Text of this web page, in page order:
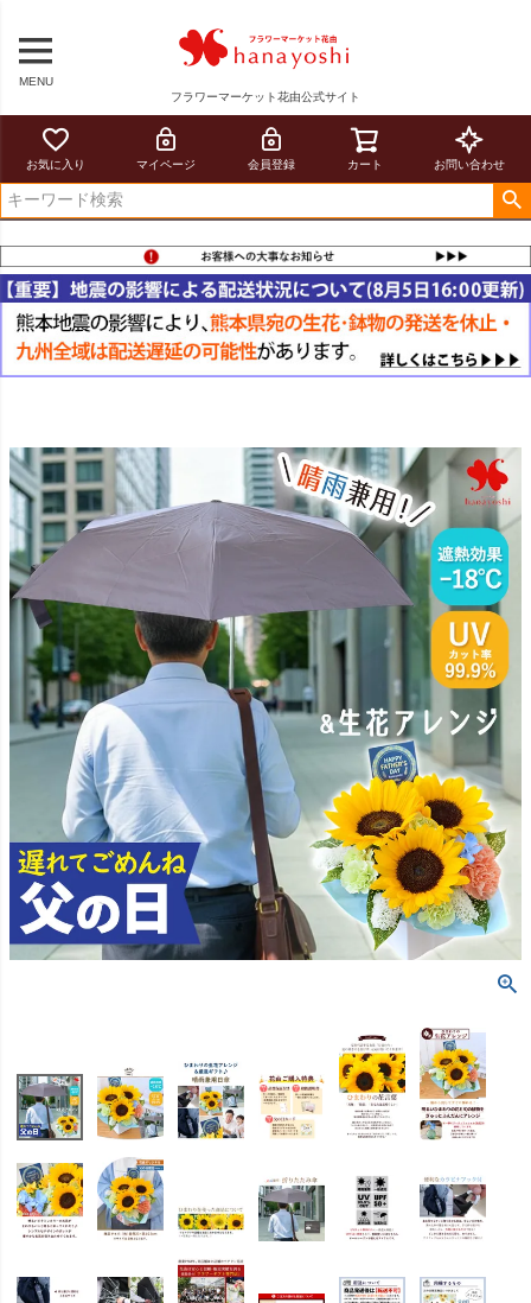
MENU
フラワーマーケット花由公式サイト
お気に入り マイページ 会員登録 カート お問い合わせ